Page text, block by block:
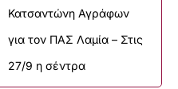
Κατσαντώνη Αγράφων
για τον ΠΑΣ Λαμία – Στις
27/9 η σέντρα